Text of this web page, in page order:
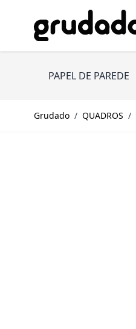
Pular para o conteúdo
PAPEL DE PAREDE
Grudado / QUADROS /